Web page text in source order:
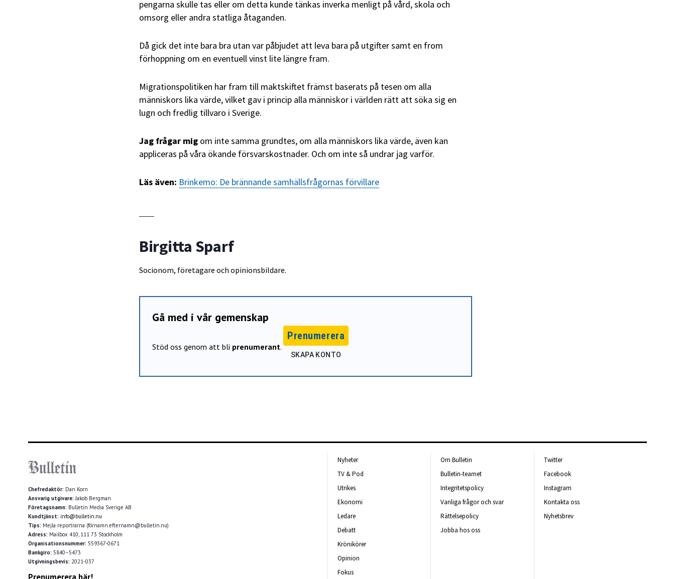
pengarna skulle tas eller om detta kunde tänkas inverka menligt på vård, skola och
omsorg eller andra statliga åtaganden.
Då gick det inte bara bra utan var påbjudet att leva bara på utgifter samt en from
förhoppning om en eventuell vinst lite längre fram.
Migrationspolitiken har fram till maktskiftet främst baserats på tesen om alla
människors lika värde, vilket gav i princip alla människor i världen rätt att söka sig en
lugn och fredlig tillvaro i Sverige.
Jag frågar mig om inte samma grundtes, om alla människors lika värde, även kan
appliceras på våra ökande försvarskostnader. Och om inte så undrar jag varför.
Läs även: Brinkemo: De brännande samhällsfrågornas förvillare
Birgitta Sparf
Socionom, företagare och opinionsbildare.
Gå med i vår gemenskap
Stöd oss genom att bli prenumerant.
Prenumerera
SKAPA KONTO
Chefredaktör: Dan Korn
Ansvarig utgivare: Jakob Bergman
Företagsnamn: Bulletin Media Sverige AB
Kundtjänst: info@bulletin.nu
Tips: Mejla reportrarna (förnamn.efternamn@bulletin.nu)
Adress: Mailbox 410, 111 73 Stockholm
Organisationsnummer: 559367-0671
Bankgiro: 5840–5473
Utgivningsbevis: 2021-037
Nyheter
TV & Pod
Utrikes
Ekonomi
Ledare
Debatt
Krönikörer
Opinion
Fokus
Om Bulletin
Bulletin-teamet
Integritetspolicy
Vanliga frågor och svar
Rättelsepolicy
Jobba hos oss
Twitter
Facebook
Instagram
Kontakta oss
Nyhetsbrev